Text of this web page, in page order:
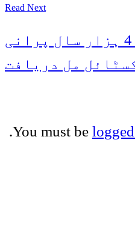
Read Next
ترکی میں 4 ہزار سال پرانی
مل دریافت
You must be